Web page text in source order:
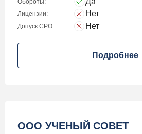
Лицензии: Нет
Допуск СРО: Нет
Подробнее
ООО УЧЕНЫЙ СОВЕТ